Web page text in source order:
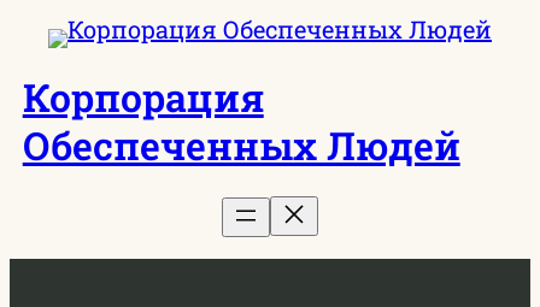
Перейти
содержимому
Корпорация
Обеспеченных Людей